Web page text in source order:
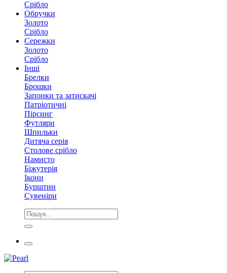
Срібло
Обручки
Золото
Срібло
Сережки
Золото
Срібло
Інші
Брелки
Брошки
Запонки та затискачі
Патріотичні
Пірсинг
Футляри
Шпильки
Дитяча серія
Столове срібло
Намисто
Біжутерія
Ікони
Бурштин
Сувеніри